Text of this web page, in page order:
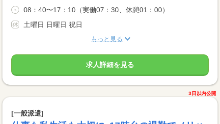
08：40〜17：10（実働07：30、休憩01：00）...
土曜日 日曜日 祝日
もっと見る
求人詳細を見る
3日以内公開
[一般派遣]